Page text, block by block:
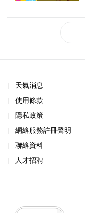
天氣消息
使用條款
隱私政策
網絡服務註冊聲明
聯絡資料
人才招聘